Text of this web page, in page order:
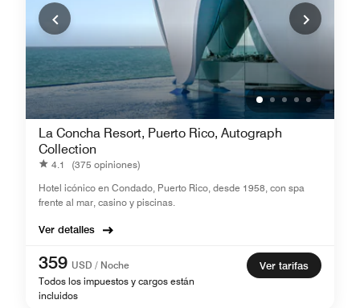
La Concha Resort, Puerto Rico, Autograph
Collection
4.1
(375 opiniones)
Hotel icónico en Condado, Puerto Rico, desde 1958, con spa
frente al mar, casino y piscinas.
Ver detalles
359 USD / Noche
Todos los impuestos y cargos están
incluidos
Ver tarifas